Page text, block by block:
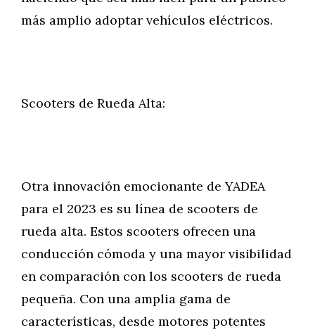
más amplio adoptar vehículos eléctricos.
Scooters de Rueda Alta:
Otra innovación emocionante de YADEA
para el 2023 es su línea de scooters de
rueda alta. Estos scooters ofrecen una
conducción cómoda y una mayor visibilidad
en comparación con los scooters de rueda
pequeña. Con una amplia gama de
características, desde motores potentes